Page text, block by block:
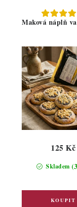
Maková náplň
Skladem
125 Kč